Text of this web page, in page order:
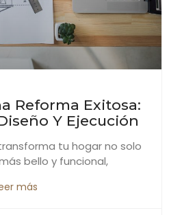
Reforma Exitosa:
Y Ejecución
tu hogar no solo
bello y funcional,
más